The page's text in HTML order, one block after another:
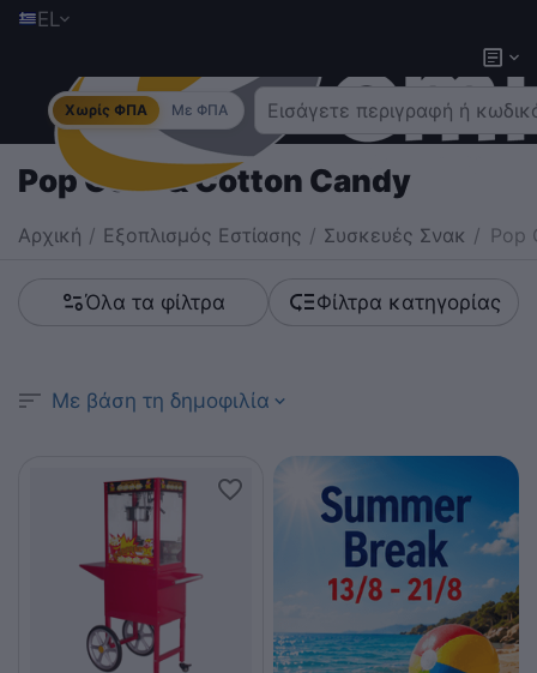
EL
Χωρίς ΦΠΑ Με ΦΠΑ
Pop Corn & Cotton Candy
Αρχική / Εξοπλισμός Εστίασης / Συσκευές Σνακ / Pop
Όλα τα φίλτρα Φίλτρα κατηγορίας
Με βάση τη δημοφιλία